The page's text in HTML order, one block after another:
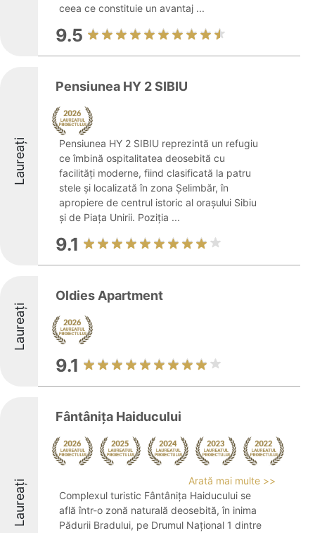
ceea ce constituie un avantaj ...
9.5
Laureați
Pensiunea HY 2 SIBIU
Pensiunea HY 2 SIBIU reprezintă un refugiu
ce îmbină ospitalitatea deosebită cu
facilități moderne, fiind clasificată la patru
stele și localizată în zona Șelimbăr, în
apropiere de centrul istoric al orașului Sibiu
și de Piața Unirii. Poziția ...
9.1
Laureați
Oldies Apartment
9.1
Laureați
Fântânița Haiducului
Arată mai multe >>
Complexul turistic Fântânița Haiducului se
află într-o zonă naturală deosebită, în inima
Pădurii Bradului, pe Drumul Național 1 dintre